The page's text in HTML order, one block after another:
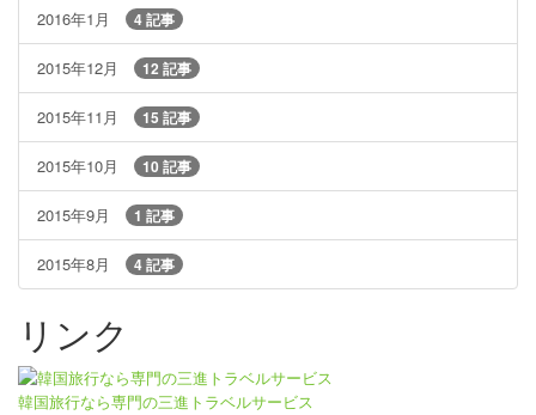
2016年1月 4 記事
2015年12月 12 記事
2015年11月 15 記事
2015年10月 10 記事
2015年9月 1 記事
2015年8月 4 記事
リンク
韓国旅行なら専門の三進トラベルサービス